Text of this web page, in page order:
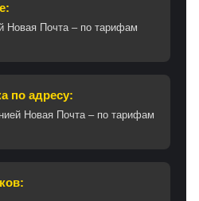
Новая Почта – по тарифам
по адресу:
Новая Почта – по тарифам